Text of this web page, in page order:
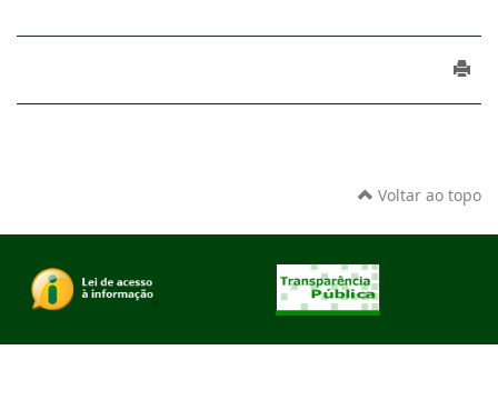
Voltar ao topo